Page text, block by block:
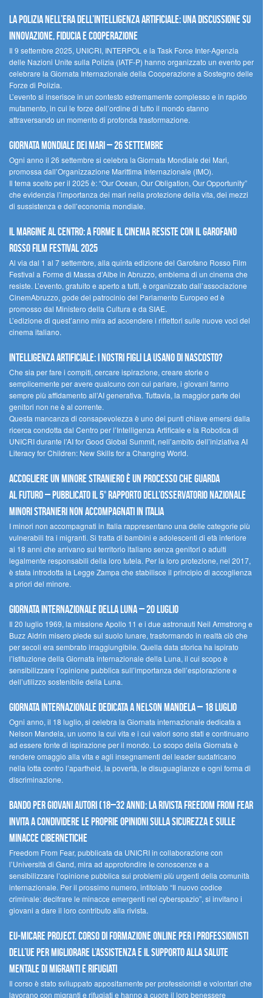
La polizia nell’era dell’Intelligenza Artificiale: una discussione su
innovazione, fiducia e cooperazione
Il 9 settembre 2025, UNICRI, INTERPOL e la Task Force Inter-Agenzia
delle Nazioni Unite sulla Polizia (IATF-P) hanno organizzato un evento per
celebrare la Giornata Internazionale della Cooperazione a Sostegno delle
Forze di Polizia.
L’evento si inserisce in un contesto estremamente complesso e in rapido
mutamento, in cui le forze dell’ordine di tutto il mondo stanno
attraversando un momento di profonda trasformazione.
Giornata Mondiale dei Mari – 26 settembre
Ogni anno il 26 settembre si celebra la Giornata Mondiale dei Mari,
promossa dall’Organizzazione Marittima Internazionale (IMO).
Il tema scelto per il 2025 è: “Our Ocean, Our Obligation, Our Opportunity”
che evidenzia l’importanza dei mari nella protezione della vita, dei mezzi
di sussistenza e dell’economia mondiale.
Il margine al centro: a Forme il cinema resiste con il Garofano
Rosso Film Festival 2025
Al via dal 1 al 7 settembre, alla quinta edizione del Garofano Rosso Film
Festival a Forme di Massa d’Albe in Abruzzo, emblema di un cinema che
resiste. L’evento, gratuito e aperto a tutti, è organizzato dall’associazione
CinemAbruzzo, gode del patrocinio del Parlamento Europeo ed è
promosso dal Ministero della Cultura e da SIAE.
L’edizione di quest’anno mira ad accendere i riflettori sulle nuove voci del
cinema italiano.
Intelligenza artificiale: i nostri figli la usano di nascosto?
Che sia per fare i compiti, cercare ispirazione, creare storie o
semplicemente per avere qualcuno con cui parlare, i giovani fanno
sempre più affidamento all’AI generativa. Tuttavia, la maggior parte dei
genitori non ne è al corrente.
Questa mancanza di consapevolezza è uno dei punti chiave emersi dalla
ricerca condotta dal Centro per l’Intelligenza Artificale e la Robotica di
UNICRI durante l’AI for Good Global Summit, nell’ambito dell’iniziativa AI
Literacy for Children: New Skills for a Changing World.
Accogliere un minore straniero è un processo che guarda
al futuro – Pubblicato il 5° rapporto dell’Osservatorio Nazionale
Minori Stranieri Non Accompagnati in Italia
I minori non accompagnati in Italia rappresentano una delle categorie più
vulnerabili tra i migranti. Si tratta di bambini e adolescenti di età inferiore
ai 18 anni che arrivano sul territorio italiano senza genitori o adulti
legalmente responsabili della loro tutela. Per la loro protezione, nel 2017,
è stata introdotta la Legge Zampa che stabilisce il principio di accoglienza
a priori del minore.
Giornata Internazionale della Luna – 20 luglio
Il 20 luglio 1969, la missione Apollo 11 e i due astronauti Neil Armstrong e
Buzz Aldrin misero piede sul suolo lunare, trasformando in realtà ciò che
per secoli era sembrato irraggiungibile. Quella data storica ha ispirato
l’istituzione della Giornata internazionale della Luna, il cui scopo è
sensibilizzare l’opinione pubblica sull’importanza dell’esplorazione e
dell’utilizzo sostenibile della Luna.
Giornata internazionale dedicata a Nelson Mandela – 18 luglio
Ogni anno, il 18 luglio, si celebra la Giornata internazionale dedicata a
Nelson Mandela, un uomo la cui vita e i cui valori sono stati e continuano
ad essere fonte di ispirazione per il mondo. Lo scopo della Giornata è
rendere omaggio alla vita e agli insegnamenti del leader sudafricano
nella lotta contro l’apartheid, la povertà, le disuguaglianze e ogni forma di
discriminazione.
Bando per giovani autori (18–32 anni): la Rivista Freedom From Fear
invita a condividere le proprie opinioni sulla sicurezza e sulle
minacce cibernetiche
Freedom From Fear, pubblicata da UNICRI in collaborazione con
l’Università di Gand, mira ad approfondire le conoscenze e a
sensibilizzare l’opinione pubblica sui problemi più urgenti della comunità
internazionale. Per il prossimo numero, intitolato “Il nuovo codice
criminale: decifrare le minacce emergenti nel cyberspazio”, si invitano i
giovani a dare il loro contributo alla rivista.
EU-MiCare Project. Corso di formazione online per i professionisti
dell’UE per migliorare l’assistenza e il supporto alla salute
mentale di migranti e rifugiati
Il corso è stato sviluppato appositamente per professionisti e volontari che
lavorano con migranti e rifugiati e hanno a cuore il loro benessere